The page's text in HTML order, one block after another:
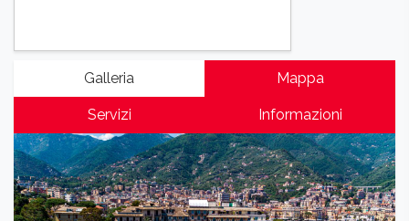
Galleria Mappa
Servizi Informazioni